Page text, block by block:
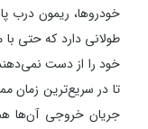
خودروها، ریمون درب
طولانی دارد که حتی
خود را از دست
تا در سریع‌ترین زمان
جریان خروجی آن‌ها